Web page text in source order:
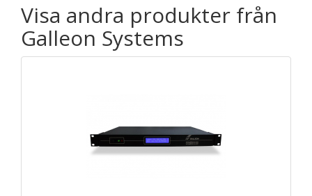
Visa andra produkter från
Galleon Systems